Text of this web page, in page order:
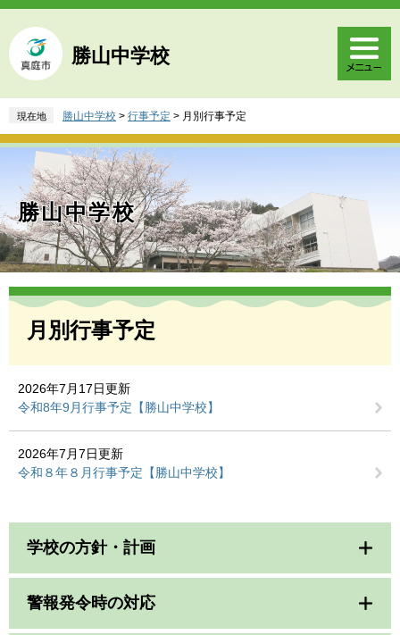
ペ
ジ
の
頭
す
メ
ュ
ー
飛
し
へ
勝山中学校
現在地 勝山中学校 > 行事予定 > 月別行事予定
勝山中学校
本
月別行事予定
2026年7月17日更新
令和8年9月行事予定【勝山中学校】
2026年7月7日更新
令和８年８月行事予定【勝山中学校】
学校の方針・計画
警報発令時の対応